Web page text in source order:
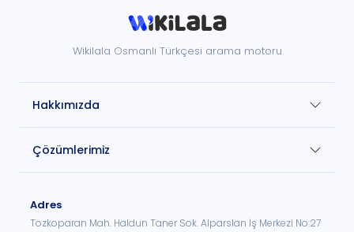
Wikilala Osmanlı Türkçesi arama motoru
Hakkımızda
Çözümlerimiz
Adres
Tozkoparan Mah. Haldun Taner Sok. Alparslan İş Merkezi No:27